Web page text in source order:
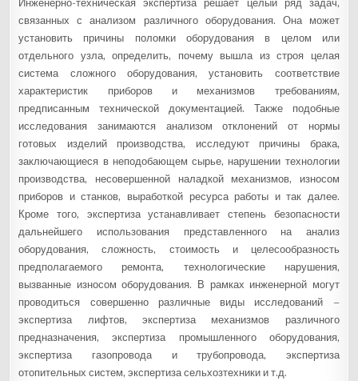
Инженерно-техническая экспертиза решает целый ряд задач,
связанных с анализом различного оборудования. Она может
установить причины поломки оборудования в целом или
отдельного узла, определить, почему вышла из строя целая
система сложного оборудования, установить соответствие
характеристик приборов и механизмов требованиям,
предписанным технической документацией. Также подобные
исследования занимаются анализом отклонений от нормы
готовых изделий производства, исследуют причины брака,
заключающиеся в неподобающем сырье, нарушении технологии
производства, несовершенной наладкой механизмов, износом
приборов и станков, выработкой ресурса работы и так далее.
Кроме того, экспертиза устанавливает степень безопасности
дальнейшего использования представленного на анализ
оборудования, сложность, стоимость и целесообразность
предполагаемого ремонта, технологические нарушения,
вызванные износом оборудования. В рамках инженерной могут
проводиться совершенно различные виды исследований –
экспертиза лифтов, экспертиза механизмов различного
предназначения, экспертиза промышленного оборудования,
экспертиза газопровода и трубопровода, экспертиза
отопительных систем, экспертиза сельхозтехники и т.д.